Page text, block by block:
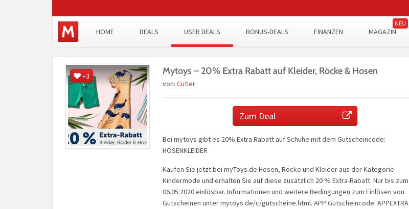
HOME DEALS USER DEALS BONUS-DEALS FINANZEN MAGAZIN
+3 Mytoys – 20% Extra Rabatt auf Kleider, Röcke & Hosen
von: Cutler
Zum Deal
Bei mytoys gibt es 20% Extra Rabatt auf Schuhe mit dem Gutscheincode:
HOSENKLEIDER
Kaufen Sie jetzt bei myToys.de Hosen, Röcke und Kleider aus der Kategorie
Kindermode und erhalten Sie auf diese zusätzlich 20 % Extra-Rabatt. Nur bis zum
06.05.2020 einlösbar. Informationen und weitere Bedingungen zum Einlösen von
Gutscheinen unter mytoys.de/c/gutscheine.html. APP Gutscheincode: APPEXTRA